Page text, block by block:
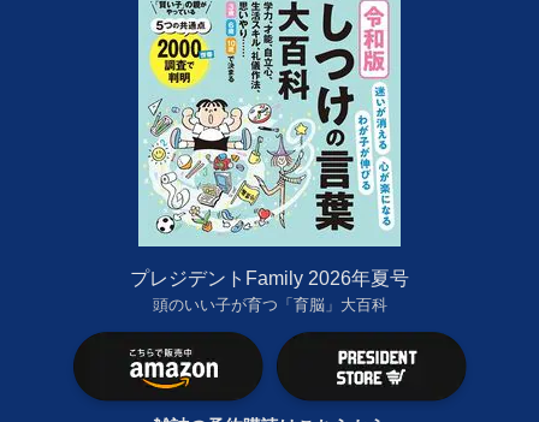
プレジデントFamily 2026年夏号
頭のいい子が育つ「育脳」大百科